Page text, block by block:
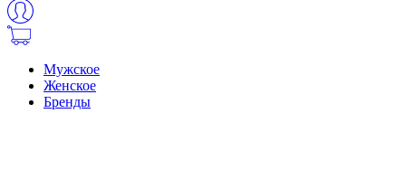
Мужское
Женское
Бренды